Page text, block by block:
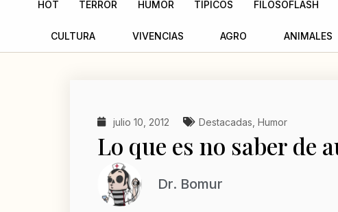
HOT TERROR HUMOR TÍPICOS FILOSOFLASH
CULTURA VIVENCIAS AGRO ANIMALES
julio 10, 2012 Destacadas Humor
Lo que es no saber de
Dr. Bomur